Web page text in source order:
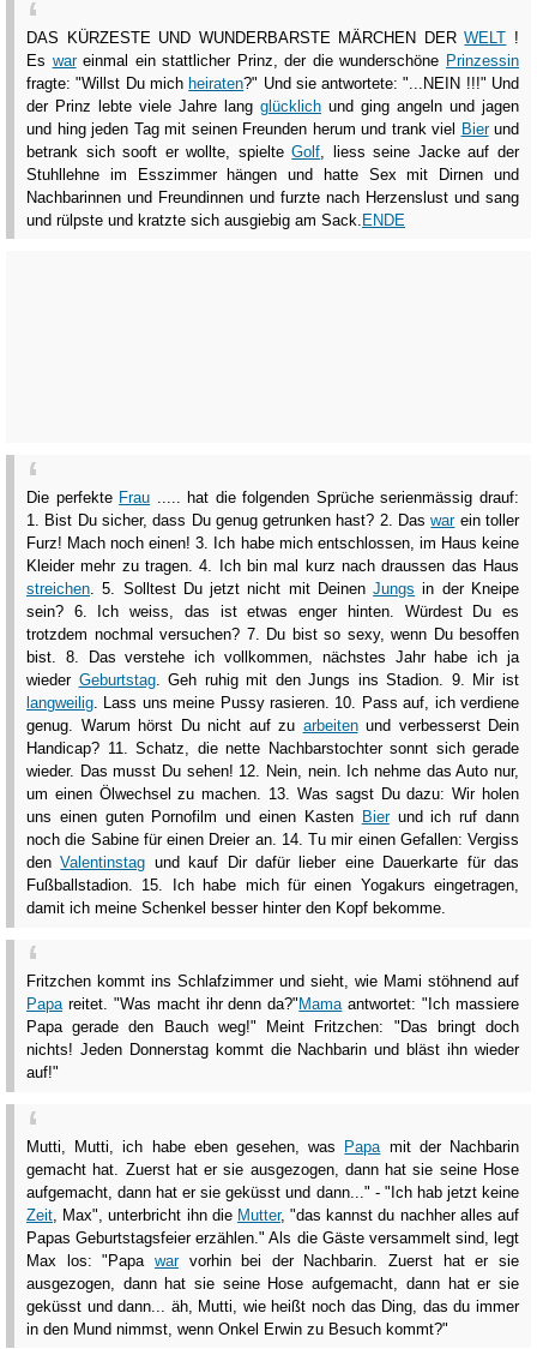
DAS KÜRZESTE UND WUNDERBARSTE MÄRCHEN DERWELT !
Es wareinmal ein stattlicher Prinz, der die wunderschöne Prinzessin
fragte: "Willst Du mich heiraten?" Und sie antwortete: "...NEIN !!!" Und
der Prinz lebte viele Jahre lang glücklich und ging angeln und jagen
und hing jeden Tag mit seinen Freunden herum und trank viel
Bierund
betrank sich sooft er wollte, spielteGolf , liess seine Jacke auf der
Stuhllehne im Esszimmer hängen und hatte Sex mit Dirnen und
Nachbarinnen und Freundinnen und furzte nach Herzenslust und sang
und rülpste und kratzte sich ausgiebig am Sack. ENDE
Die perfekte Frau ..... hat die folgenden Sprüche serienmässig drauf:
1. Bist Du sicher, dass Du genug getrunken hast? 2. Daswarein toller
Furz! Mach noch einen! 3. Ich habe mich entschlossen, im Haus keine
Kleider mehr zu tragen. 4. Ich bin mal kurz nach draussen das Haus
streichen. 5. Solltest Du jetzt nicht mit DeinenJungs in der Kneipe
sein? 6. Ich weiss, das ist etwas enger hinten. Würdest Du es
trotzdem nochmal versuchen? 7. Du bist so sexy, wenn Du besoffen
bist. 8. Das verstehe ich vollkommen, nächstes Jahr habe ich ja
wieder Geburtstag. Geh ruhig mit den Jungs ins Stadion. 9. Mir ist
langweilig. Lass uns meine Pussy rasieren. 10. Pass auf, ich verdiene
genug. Warum hörst Du nicht auf zu arbeitenund verbesserst Dein
Handicap? 11. Schatz, die nette Nachbarstochter sonnt sich gerade
wieder. Das musst Du sehen! 12. Nein, nein. Ich nehme das Auto nur,
um einen Ölwechsel zu machen. 13. Was sagst Du dazu: Wir holen
uns einen guten Pornofilm und einen Kasten Bierund ich ruf dann
noch die Sabine für einen Dreier an. 14. Tu mir einen Gefallen: Vergiss
denValentinstag und kauf Dir dafür lieber eine Dauerkarte für das
Fußballstadion. 15. Ich habe mich für einen Yogakurs eingetragen,
damit ich meine Schenkel besser hinter den Kopf bekomme.
Fritzchen kommt ins Schlafzimmer und sieht, wie Mami stöhnend auf
Papareitet. "Was macht ihr denn da?" Mamaantwortet: "Ich massiere
Papa gerade den Bauch weg!" Meint Fritzchen: "Das bringt doch
nichts! Jeden Donnerstag kommt die Nachbarin und bläst ihn wieder
auf!"
Mutti, Mutti, ich habe eben gesehen, was Papa mit der Nachbarin
gemacht hat. Zuerst hat er sie ausgezogen, dann hat sie seine Hose
aufgemacht, dann hat er sie geküsst und dann..." - "Ich hab jetzt keine
Zeit , Max", unterbricht ihn die Mutter, "das kannst du nachher alles auf
Papas Geburtstagsfeier erzählen." Als die Gäste versammelt sind, legt
Max los: "Papa warvorhin bei der Nachbarin. Zuerst hat er sie
ausgezogen, dann hat sie seine Hose aufgemacht, dann hat er sie
geküsst und dann... äh, Mutti, wie heißt noch das Ding, das du immer
in den Mund nimmst, wenn Onkel Erwin zu Besuch kommt?"